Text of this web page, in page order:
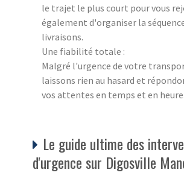
le trajet le plus court pour vous
également d'organiser la
livraisons.
Une fiabilité totale :
Malgré l'urgence de votre
laissons rien au hasard et
vos attentes en temps et en heure.
Le guide ultime des
d'urgence sur Digosville